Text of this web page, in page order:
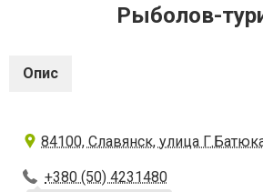
Рыболов-
Опис
84100, Славянск, улица
+380 (50) 4231480